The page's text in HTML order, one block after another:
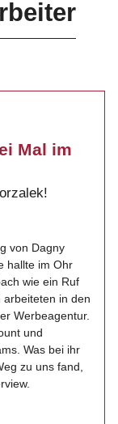
Mal im
von Dagny
hallte im Ohr
wie ein Ruf
in den
Werbeagentur.
und
Was bei ihr
zu uns fand,